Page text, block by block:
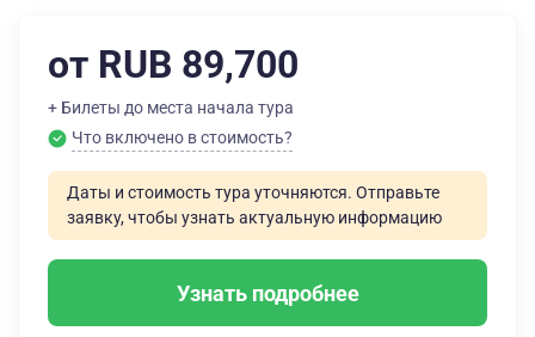
от RUB 89,700
+ Билеты до места начала тура
Что включено в стоимость?
Даты и стоимость тура уточняются. Отправьте
заявку, чтобы узнать актуальную информацию
Узнать подробнее